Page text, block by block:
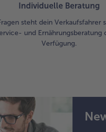
Individuelle Beratung
steht dein Verkaufsfahrer
und Ernährungsberatung
Verfügung.